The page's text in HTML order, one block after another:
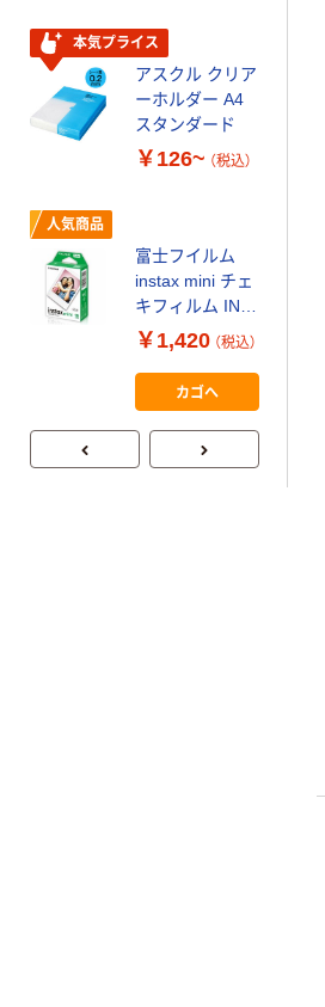
本気プライス
アスクル クリア
ーホルダー A4
スタンダード
￥126~ （税込）
人気商品
富士フイルム
instax mini チェ
キフィルム INS
MINI JP1 1パッ
ク（10枚入り）
￥1,420 （税込）
カゴへ